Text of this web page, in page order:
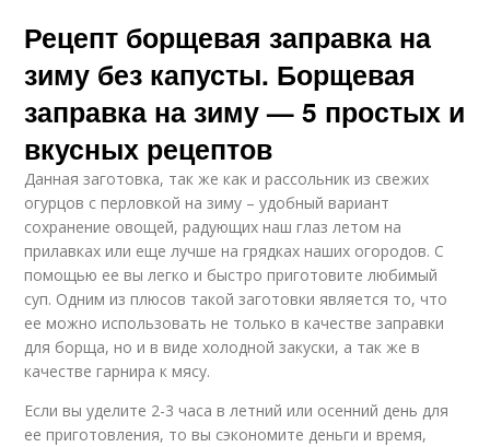
Рецепт борщевая заправка на
зиму без капусты. Борщевая
заправка на зиму — 5 простых и
вкусных рецептов
Данная заготовка, так же как и рассольник из свежих
огурцов с перловкой на зиму – удобный вариант
сохранение овощей, радующих наш глаз летом на
прилавках или еще лучше на грядках наших огородов. С
помощью ее вы легко и быстро приготовите любимый
суп. Одним из плюсов такой заготовки является то, что
ее можно использовать не только в качестве заправки
для борща, но и в виде холодной закуски, а так же в
качестве гарнира к мясу.
Если вы уделите 2-3 часа в летний или осенний день для
ее приготовления, то вы сэкономите деньги и время,